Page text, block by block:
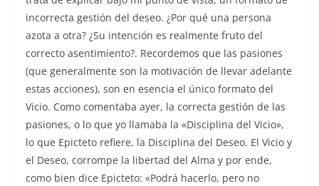
incorrecta gestión del deseo. ¿Por qué una persona
azota a otra? ¿Su intención es realmente fruto del
correcto asentimiento?. Recordemos que las pasiones
(que generalmente son la motivación de llevar adelante
estas acciones), son en esencia el único formato del
Vicio. Como comentaba ayer, la correcta gestión de las
pasiones, o lo que yo llamaba la «Disciplina del Vicio»,
lo que Epicteto refiere, la Disciplina del Deseo. El Vicio y
el Deseo, corrompe la libertad del Alma y por ende,
como bien dice Epicteto: «Podrá hacerlo, pero no